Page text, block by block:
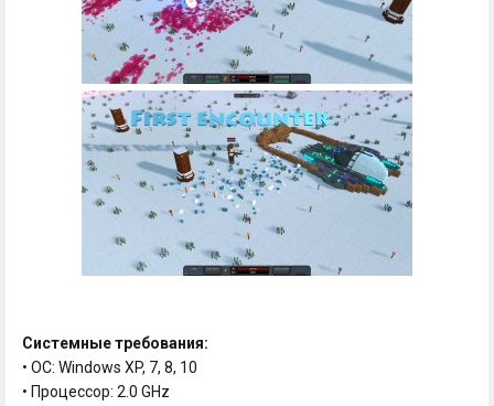
Системные требования:
• ОC: Windows XP, 7, 8, 10
• Процессор: 2.0 GHz